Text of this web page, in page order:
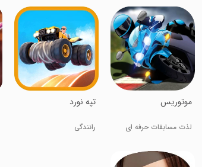
‏موتوریس
لذت مسابقات حرفه ای
‏تپه نورد
رانندگی